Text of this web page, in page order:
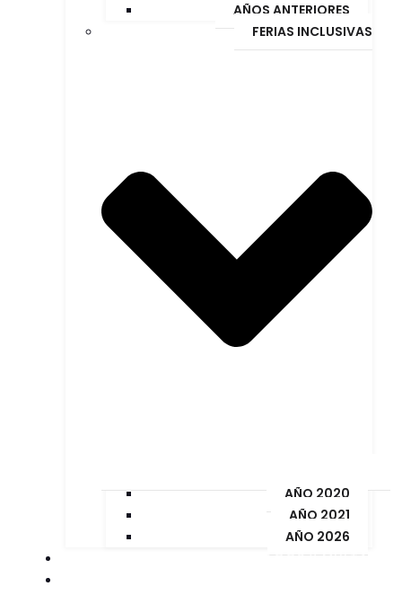
AÑOS ANTERIORES
FERIAS INCLUSIVAS
AÑO 2020
AÑO 2021
AÑO 2026
PAGOS Y MULTAS